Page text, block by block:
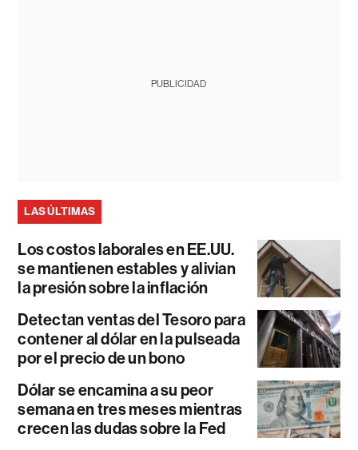
PUBLICIDAD
LAS ÚLTIMAS
Los costos laborales en EE.UU.
se mantienen estables y alivian
la presión sobre la inflación
Detectan ventas del Tesoro para
contener al dólar en la pulseada
por el precio de un bono
Dólar se encamina a su peor
semana en tres meses mientras
crecen las dudas sobre la Fed